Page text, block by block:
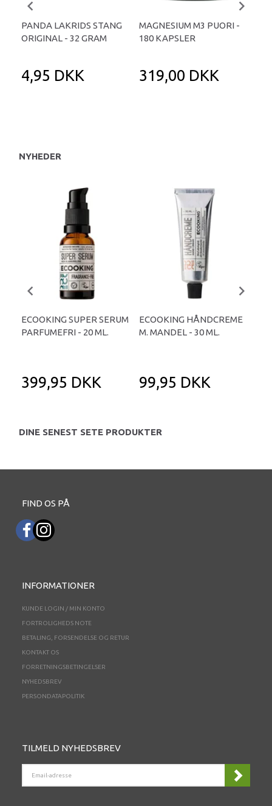
PANDA LAKRIDS STANG
ORIGINAL - 32 GRAM
4,95 DKK
MAGNESIUM M3 PUORI -
180 KAPSLER
319,00 DKK
NYHEDER
ECOOKING SUPER SERUM
PARFUMEFRI - 20 ML.
399,95 DKK
ECOOKING HÅNDCREME
M. MANDEL - 30 ML.
99,95 DKK
DINE SENEST SETE PRODUKTER
FIND OS PÅ
INFORMATIONER
KUNDE LOGIN / MIN KONTO
FORTROLIGHEDS NOTE
BETALING, FORSENDELSE OG RETUR
KONTAKT OS
FORRETNINGSBETINGELSER
NYHEDSBREV
PERSONDATAPOLITIK
TILMELD NYHEDSBREV
ADRESSE